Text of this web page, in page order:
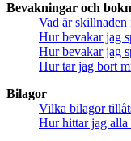
Bevakningar och
Vad är
Hur bevakar jag
Hur bevakar jag
Hur tar jag bort
Bilagor
Vilka bilagor
Hur hittar jag alla